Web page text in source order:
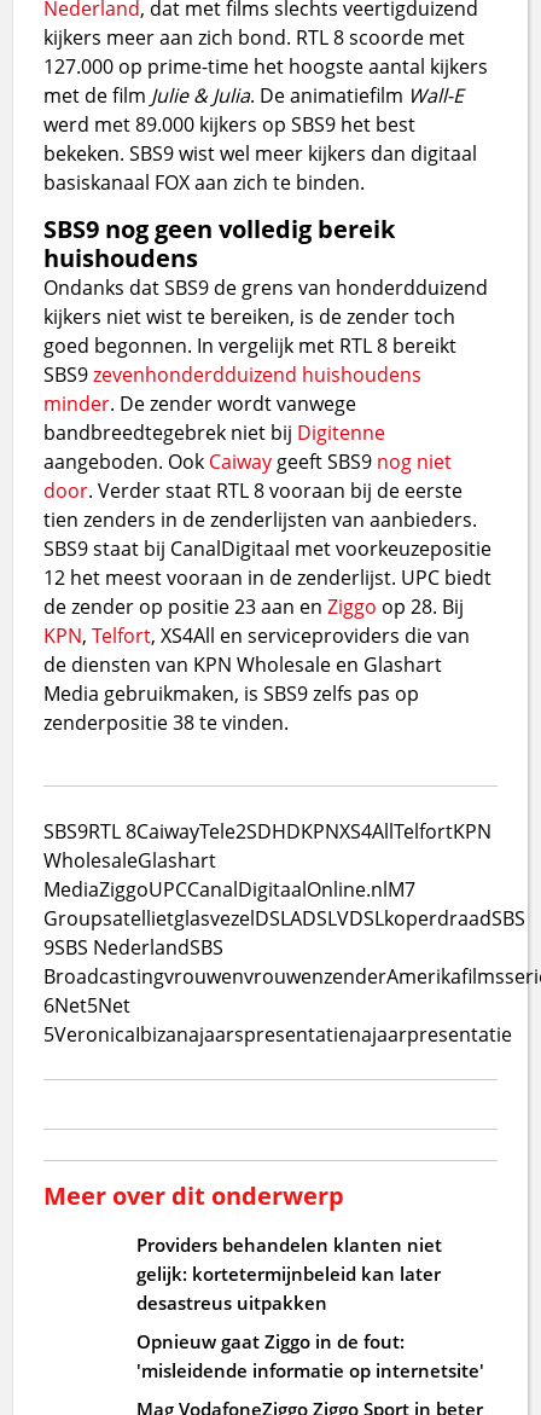
Nederland, dat met films slechts veertigduizend
kijkers meer aan zich bond. RTL 8 scoorde met
127.000 op prime-time het hoogste aantal kijkers
met de film Julie & Julia. De animatiefilm Wall-E
werd met 89.000 kijkers op SBS9 het best
bekeken. SBS9 wist wel meer kijkers dan digitaal
basiskanaal FOX aan zich te binden.
SBS9 nog geen volledig bereik
huishoudens
Ondanks dat SBS9 de grens van honderdduizend
kijkers niet wist te bereiken, is de zender toch
goed begonnen. In vergelijk met RTL 8 bereikt
SBS9zevenhonderdduizend huishoudens
minder. De zender wordt vanwege
bandbreedtegebrek niet bij Digitenne
aangeboden. Ook Caiway geeft SBS9 nog niet
door. Verder staat RTL 8 vooraan bij de eerste
tien zenders in de zenderlijsten van aanbieders.
SBS9 staat bij CanalDigitaal met voorkeuzepositie
12 het meest vooraan in de zenderlijst. UPC biedt
de zender op positie 23 aan enZiggo op 28. Bij
KPN,Telfort, XS4All en serviceproviders die van
de diensten van KPN Wholesale en Glashart
Media gebruikmaken, is SBS9 zelfs pas op
zenderpositie 38 te vinden.
SBS9RTL 8CaiwayTele2SDHDKPNXS4AllTelfortKPN
WholesaleGlashart
MediaZiggoUPCCanalDigitaalOnline.nlM7
GroupsatellietglasvezelDSLADSLVDSLkoperdraadSBS
9SBS NederlandSBS
BroadcastingvrouwenvrouwenzenderAmerikafilms
6Net5Net
5VeronicaIbizanajaarspresentatienajaarpresentatie
Meer over dit onderwerp
Providers behandelen klanten niet
gelijk: kortetermijnbeleid kan later
desastreus uitpakken
Opnieuw gaat Ziggo in de fout:
'misleidende informatie op internetsite'
Mag VodafoneZiggo Ziggo Sport in beter